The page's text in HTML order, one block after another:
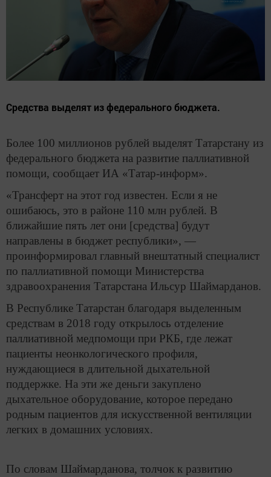
Средства выделят из федерального бюджета.
Более 100 миллионов рублей выделят Татарстану из
федерального бюджета на развитие паллиативной
помощи, сообщает ИА «Татар-информ».
«Трансферт на этот год известен. Если я не
ошибаюсь, это в районе 110 млн рублей. В
ближайшие пять лет они [средства] будут
направлены в бюджет республики», —
проинформировал главный внештатный специалист
по паллиативной помощи Министерства
здравоохранения Татарстана Ильсур Шаймарданов.
В Республике Татарстан благодаря выделенным
средствам в 2018 году открылось отделение
паллиативной медпомощи при РКБ, где лежат
пациенты неонкологического профиля,
нуждающиеся в длительной дыхательной
поддержке. На эти же деньги закуплено
дыхательное оборудование, которое передано
родным пациентов для искусственной вентиляции
легких в домашних условиях.
По словам Шаймарданова, толчок к развитию